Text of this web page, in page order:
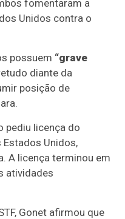
fomentaram a
Unidos contra o
possuem “grave
diante da
posição de
pediu licença do
Unidos,
A licença terminou em
atividades
Gonet afirmou que